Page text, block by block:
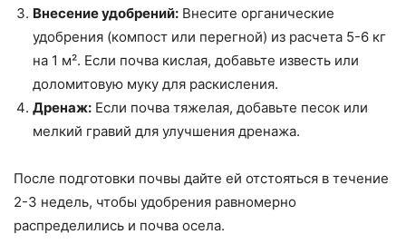
Внесение удобрений: Внесите органические
удобрения (компост или перегной) из расчета 5-6 кг
на 1 м². Если почва кислая, добавьте известь или
доломитовую муку для раскисления.
Дренаж: Если почва тяжелая, добавьте песок или
мелкий гравий для улучшения дренажа.
После подготовки почвы дайте ей отстояться в течение
2-3 недель, чтобы удобрения равномерно
распределились и почва осела.